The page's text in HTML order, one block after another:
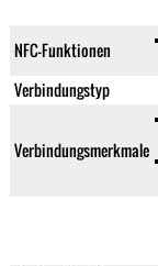
NFC-Funktionen
Verbindungstyp
Verbindungsmerkmale